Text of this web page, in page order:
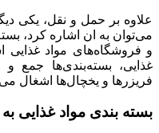
علاوه بر حمل و نقل، یکی
می‌توان به ان اشاره کرد،
و فروشگاه‌های مواد غذایی
غذایی، بسته‌بندی‌ها جمع
فریزرها و یخچال‌‌ها اشغال
بسته بندی مواد غذایی